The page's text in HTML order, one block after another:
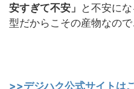
安すぎて不安」 と不安に
型だからこその産物なので
>>デジハク公式サイトは